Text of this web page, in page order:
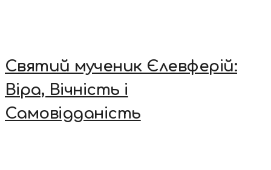
Святий мученик Єлевферій:
Віра, Вічність і
Самовідданість